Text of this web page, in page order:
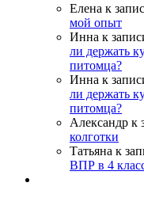
Елена к
мой опыт
Инна к
ли держать
питомца?
Инна к
ли держать
питомца?
Александр к
колготки
Татьяна к
ВПР в 4